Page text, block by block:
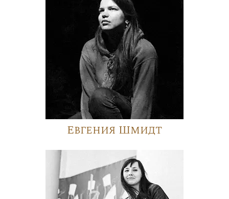
Евгения Шмидт